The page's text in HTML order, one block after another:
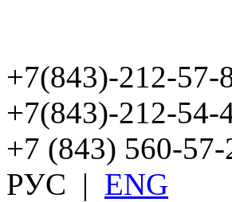
+7(843)-212-57-
+7(843)-212-54-
+7 (843) 560-57-
РУС | ENG